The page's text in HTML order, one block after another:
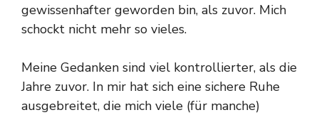
gewissenhafter geworden bin, als zuvor. Mich
schockt nicht mehr so vieles.
Meine Gedanken sind viel kontrollierter, als die
Jahre zuvor. In mir hat sich eine sichere Ruhe
ausgebreitet, die mich viele (für manche)